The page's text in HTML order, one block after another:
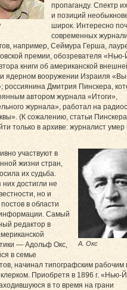
пропаганду. Спектр
и позиций
широк. Интересно
современных
например, Сеймура Герша,
премии, обозревателя «Нью-
книги об американской
ядерном вооружении Израиля
россиянина Дмитрия Пинскера,
автором журнала «Итоги»,
журнала», работал на
(К сожалению, статьи
только в архиве: журналист умер
А. Окс
участвуют в
жизни стран,
их судьба.
них достигли не
но и
в области
Самый
редактор в
— Адольф Окс,
в семье
начинал типографским рабочим
Приобретя в 1896 г. «Нью-
в то время на грани